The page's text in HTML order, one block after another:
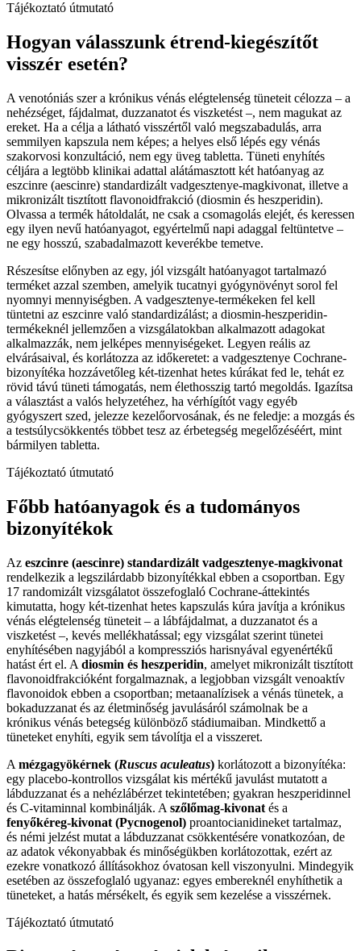
Tájékoztató útmutató
Hogyan válasszunk étrend-kiegészítőt
visszér esetén?
A venotóniás szer a krónikus vénás elégtelenség tüneteit célozza – a
nehézséget, fájdalmat, duzzanatot és viszketést –, nem magukat az
ereket. Ha a célja a látható visszértől való megszabadulás, arra
semmilyen kapszula nem képes; a helyes első lépés egy vénás
szakorvosi konzultáció, nem egy üveg tabletta. Tüneti enyhítés
céljára a legtöbb klinikai adattal alátámasztott két hatóanyag az
eszcinre (aescinre) standardizált vadgesztenye-magkivonat, illetve a
mikronizált tisztított flavonoidfrakció (diosmin és heszperidin).
Olvassa a termék hátoldalát, ne csak a csomagolás elejét, és keressen
egy ilyen nevű hatóanyagot, egyértelmű napi adaggal feltüntetve –
ne egy hosszú, szabadalmazott keverékbe temetve.
Részesítse előnyben az egy, jól vizsgált hatóanyagot tartalmazó
terméket azzal szemben, amelyik tucatnyi gyógynövényt sorol fel
nyomnyi mennyiségben. A vadgesztenye-termékeken fel kell
tüntetni az eszcinre való standardizálást; a diosmin-heszperidin-
termékeknél jellemzően a vizsgálatokban alkalmazott adagokat
alkalmazzák, nem jelképes mennyiségeket. Legyen reális az
elvárásaival, és korlátozza az időkeretet: a vadgesztenye Cochrane-
bizonyítéka hozzávetőleg két-tizenhat hetes kúrákat fed le, tehát ez
rövid távú tüneti támogatás, nem élethosszig tartó megoldás. Igazítsa
a választást a valós helyzetéhez, ha vérhígítót vagy egyéb
gyógyszert szed, jelezze kezelőorvosának, és ne feledje: a mozgás és
a testsúlycsökkentés többet tesz az érbetegség megelőzéséért, mint
bármilyen tabletta.
Tájékoztató útmutató
Főbb hatóanyagok és a tudományos
bizonyítékok
Az eszcinre (aescinre) standardizált vadgesztenye-magkivonat
rendelkezik a legszilárdabb bizonyítékkal ebben a csoportban. Egy
17 randomizált vizsgálatot összefoglaló Cochrane-áttekintés
kimutatta, hogy két-tizenhat hetes kapszulás kúra javítja a krónikus
vénás elégtelenség tüneteit – a lábfájdalmat, a duzzanatot és a
viszketést –, kevés mellékhatással; egy vizsgálat szerint tünetei
enyhítésében nagyjából a kompressziós harisnyával egyenértékű
hatást ért el. A diosmin és heszperidin, amelyet mikronizált tisztított
flavonoidfrakcióként forgalmaznak, a legjobban vizsgált venoaktív
flavonoidok ebben a csoportban; metaanalízisek a vénás tünetek, a
bokaduzzanat és az életminőség javulásáról számolnak be a
krónikus vénás betegség különböző stádiumaiban. Mindkettő a
tüneteket enyhíti, egyik sem távolítja el a visszeret.
A mézgagyökérnek (Ruscus aculeatus) korlátozott a bizonyítéka:
egy placebo-kontrollos vizsgálat kis mértékű javulást mutatott a
lábduzzanat és a nehézlábérzet tekintetében; gyakran heszperidinnel
és C-vitaminnal kombinálják. A szőlőmag-kivonat és a
fenyőkéreg-kivonat (Pycnogenol) proantocianidineket tartalmaz,
és némi jelzést mutat a lábduzzanat csökkentésére vonatkozóan, de
az adatok vékonyabbak és minőségükben korlátozottak, ezért az
ezekre vonatkozó állításokhoz óvatosan kell viszonyulni. Mindegyik
esetében az összefoglaló ugyanaz: egyes embereknél enyhíthetik a
tüneteket, a hatás mérsékelt, és egyik sem kezelése a visszérnek.
Tájékoztató útmutató